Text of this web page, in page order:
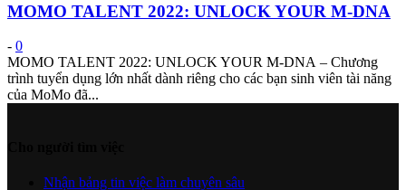
MOMO TALENT 2022: UNLOCK YOUR M-DNA
- 0
MOMO TALENT 2022: UNLOCK YOUR M-DNA – Chương
trình tuyển dụng lớn nhất dành riêng cho các bạn sinh viên tài năng
của MoMo đã...
Nhận bảng tin việc làm chuyên sâu